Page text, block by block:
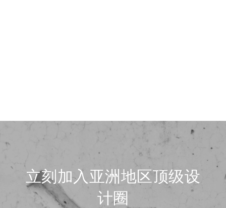
立刻加入亚洲地区顶级设
计圈